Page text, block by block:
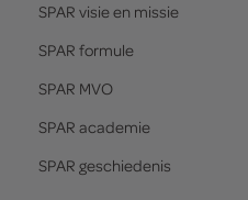
SPAR visie en missie
SPAR formule
SPAR MVO
SPAR academie
SPAR geschiedenis